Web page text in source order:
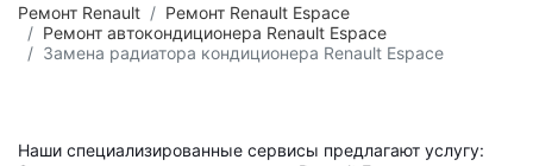
Ремонт Renault
Ремонт Renault Espace
Ремонт автокондиционера Renault Espace
Замена радиатора кондиционера Renault Espace
Наши специализированные сервисы предлагают услугу: